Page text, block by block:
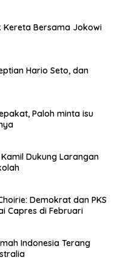
Kereta Bersama Jokowi
Hario Seto, dan
Paloh minta isu
Dukung Larangan
Demokrat dan PKS
Capres di Februari
Indonesia Terang